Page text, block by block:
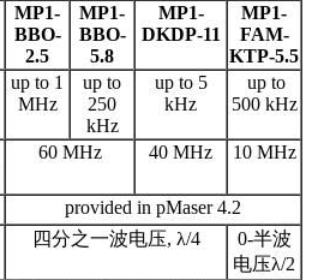
MP1-
BBO-
2.5
MP1-
BBO-
5.8
MP1-
DKDP-11
MP1-
FAM-
KTP-5.5
up to 1
MHz
up to
250
kHz
up to 5
kHz
up to
500 kHz
60 MHz 40 MHz 10 MHz
provided in pMaser 4.2
四分之一波电压, λ/4
0-半波
电压λ/2